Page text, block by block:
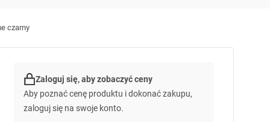
czarny
Zaloguj się, aby zobaczyć ceny
Aby poznać cenę produktu i dokonać zakupu,
zaloguj się na swoje konto.